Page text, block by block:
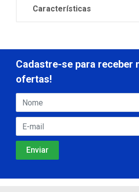
Características
Cadastre-se para receber
ofertas!